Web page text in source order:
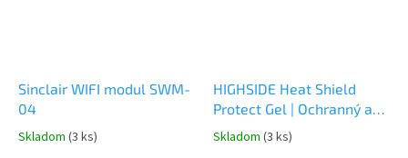
Sinclair WIFI modul SWM-
04
Skladom (3 ks)
HIGHSIDE Heat Shield
Protect Gel | Ochranný a
chladiaci gél na
spájkovanie
Skladom (3 ks)